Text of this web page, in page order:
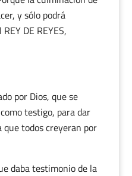
y sólo podrá
DE REYES,
por Dios, que se
testigo, para dar
todos creyeran por
daba testimonio de la